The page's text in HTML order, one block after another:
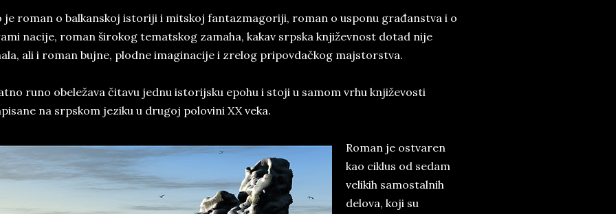
je roman o balkanskoj istoriji i mitskoj fantazmagoriji, roman o usponu građanstva i o
nacije, roman širokog tematskog zamaha, kakav srpska književnost dotad nije
ali i roman bujne, plodne imaginacije i zrelog pripovdačkog majstorstva.
runo obeležava čitavu jednu istorijsku epohu i stoji u samom vrhu književosti
na srpskom jeziku u drugoj polovini XX veka.
Roman je ostvaren
kao ciklus od sedam
velikih samostalnih
delova, koji su